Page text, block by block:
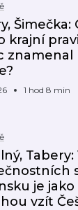
Šimečka:
krajní
znamenal
1 hod 8 min
Tabery:
je jako
vzít